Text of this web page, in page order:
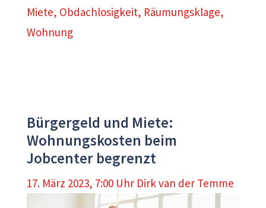
Miete, Obdachlosigkeit, Räumungsklage,
Wohnung
Bürgergeld und Miete:
Wohnungskosten beim
Jobcenter begrenzt
17. März 2023, 7:00 Uhr Dirk van der Temme